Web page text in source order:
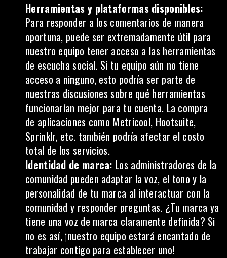
Herramientas y plataformas disponibles:
Para responder a los comentarios de manera
oportuna, puede ser extremadamente útil para
nuestro equipo tener acceso a las herramientas
de escucha social. Si tu equipo aún no tiene
acceso a ninguno, esto podría ser parte de
nuestras discusiones sobre qué herramientas
funcionarían mejor para tu cuenta. La compra
de aplicaciones como Metricool, Hootsuite,
Sprinklr, etc. también podría afectar el costo
total de los servicios.
Identidad de marca: Los administradores de la
comunidad pueden adaptar la voz, el tono y la
personalidad de tu marca al interactuar con la
comunidad y responder preguntas. ¿Tu marca ya
tiene una voz de marca claramente definida? Si
no es así, ¡nuestro equipo estará encantado de
trabajar contigo para establecer uno!